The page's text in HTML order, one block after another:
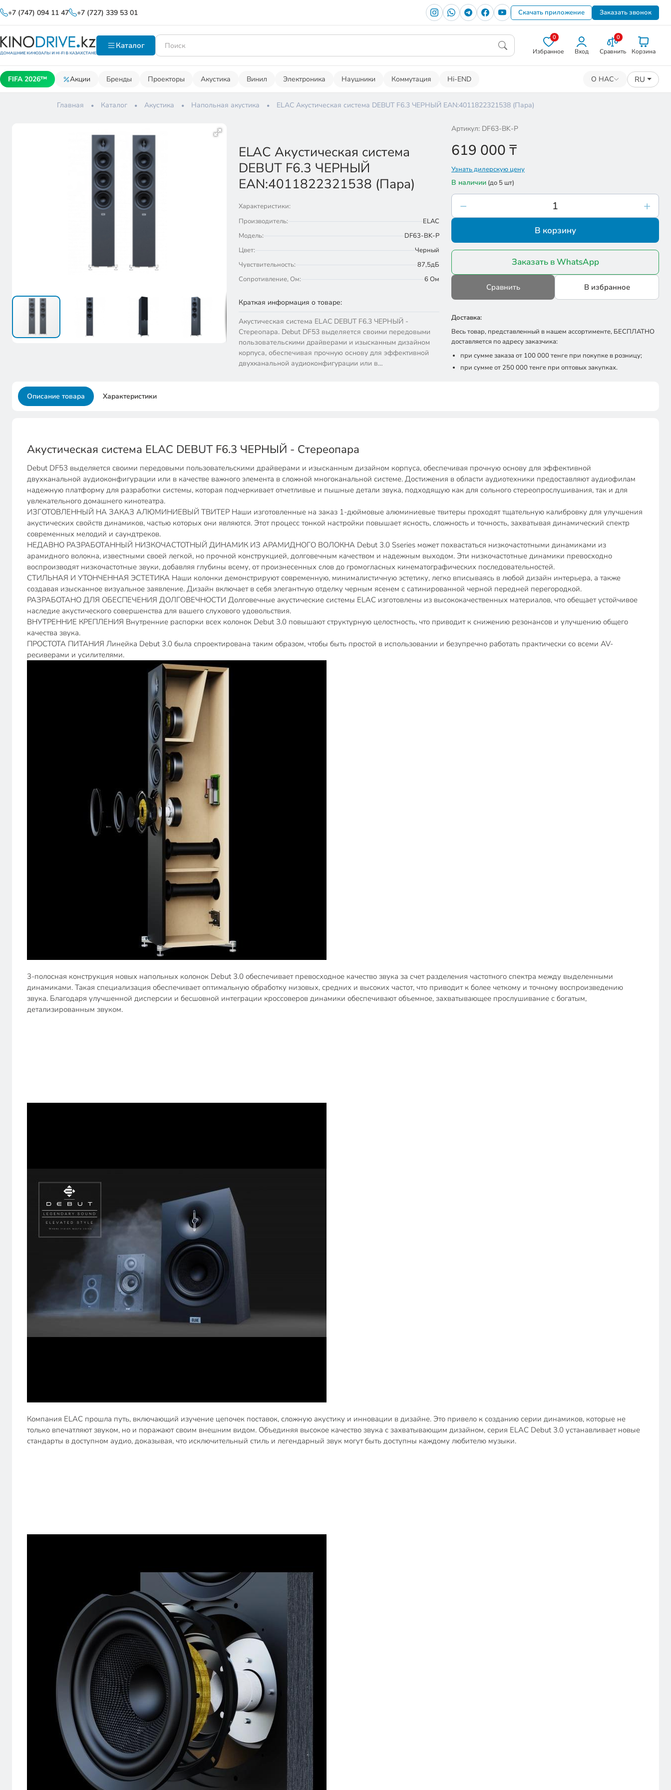
+7 (747) 094 11 47 +7 (727) 339 53 01 Скачать приложение Заказать звонок
Каталог
0
Избранное Вход
0
Сравнить Корзина
FIFA 2026™ Акции Бренды Проекторы Акустика Винил Электроника Наушники Коммутация Hi-END О НАС RU
Главная Каталог Акустика Напольная акустика ELAC Акустическая система DEBUT F6.3 ЧЕРНЫЙ EAN:4011822321538 (Пара)
ELAC Акустическая система
DEBUT F6.3 ЧЕРНЫЙ
EAN:4011822321538 (Пара)
Характеристики:
Производитель:
ELAC
Модель:
DF63-BK-P
Цвет:
Черный
Чувствительность:
87,5дБ
Сопротивление, Ом:
6 Ом
Краткая информация о товаре:
Акустическая система ELAC DEBUT F6.3 ЧЕРНЫЙ -
Стереопара. Debut DF53 выделяется своими передовыми
пользовательскими драйверами и изысканным дизайном
корпуса, обеспечивая прочную основу для эффективной
двухканальной аудиоконфигурации или в…
Артикул: DF63-BK-P
619 000 ₸
Узнать дилерскую цену
В наличии (до 5 шт)
В корзину
Заказать в WhatsApp
Сравнить В избранное
Доставка:
Весь товар, представленный в нашем ассортименте, БЕСПЛАТНО
доставляется по адресу заказчика:
при сумме заказа от 100 000 тенге при покупке в розницу;
при сумме от 250 000 тенге при оптовых закупках.
Описание товара Характеристики
Акустическая система ELAC DEBUT F6.3 ЧЕРНЫЙ - Стереопара
Debut DF53 выделяется своими передовыми пользовательскими драйверами и изысканным дизайном корпуса, обеспечивая прочную основу для эффективной
двухканальной аудиоконфигурации или в качестве важного элемента в сложной многоканальной системе. Достижения в области аудиотехники предоставляют аудиофилам
надежную платформу для разработки системы, которая подчеркивает отчетливые и пышные детали звука, подходящую как для сольного стереопрослушивания, так и для
увлекательного домашнего кинотеатра.
ИЗГОТОВЛЕННЫЙ НА ЗАКАЗ АЛЮМИНИЕВЫЙ ТВИТЕР Наши изготовленные на заказ 1-дюймовые алюминиевые твитеры проходят тщательную калибровку для улучшения
акустических свойств динамиков, частью которых они являются. Этот процесс тонкой настройки повышает ясность, сложность и точность, захватывая динамический спектр
современных мелодий и саундтреков.
НЕДАВНО РАЗРАБОТАННЫЙ НИЗКОЧАСТОТНЫЙ ДИНАМИК ИЗ АРАМИДНОГО ВОЛОКНА Debut 3.0 Sseries может похвастаться низкочастотными динамиками из
арамидного волокна, известными своей легкой, но прочной конструкцией, долговечным качеством и надежным выходом. Эти низкочастотные динамики превосходно
воспроизводят низкочастотные звуки, добавляя глубины всему, от произнесенных слов до громогласных кинематографических последовательностей.
СТИЛЬНАЯ И УТОНЧЕННАЯ ЭСТЕТИКА Наши колонки демонстрируют современную, минималистичную эстетику, легко вписываясь в любой дизайн интерьера, а также
создавая изысканное визуальное заявление. Дизайн включает в себя элегантную отделку черным ясенем с сатинированной черной передней перегородкой.
РАЗРАБОТАНО ДЛЯ ОБЕСПЕЧЕНИЯ ДОЛГОВЕЧНОСТИ Долговечные акустические системы ELAC изготовлены из высококачественных материалов, что обещает устойчивое
наследие акустического совершенства для вашего слухового удовольствия.
ВНУТРЕННИЕ КРЕПЛЕНИЯ Внутренние распорки всех колонок Debut 3.0 повышают структурную целостность, что приводит к снижению резонансов и улучшению общего
качества звука.
ПРОСТОТА ПИТАНИЯ Линейка Debut 3.0 была спроектирована таким образом, чтобы быть простой в использовании и безупречно работать практически со всеми AV-
ресиверами и усилителями.
3-полосная конструкция новых напольных колонок Debut 3.0 обеспечивает превосходное качество звука за счет разделения частотного спектра между выделенными
динамиками. Такая специализация обеспечивает оптимальную обработку низовых, средних и высоких частот, что приводит к более четкому и точному воспроизведению
звука. Благодаря улучшенной дисперсии и бесшовной интеграции кроссоверов динамики обеспечивают объемное, захватывающее прослушивание с богатым,
детализированным звуком.
Компания ELAC прошла путь, включающий изучение цепочек поставок, сложную акустику и инновации в дизайне. Это привело к созданию серии динамиков, которые не
только впечатляют звуком, но и поражают своим внешним видом. Объединяя высокое качество звука с захватывающим дизайном, серия ELAC Debut 3.0 устанавливает новые
стандарты в доступном аудио, доказывая, что исключительный стиль и легендарный звук могут быть доступны каждому любителю музыки.